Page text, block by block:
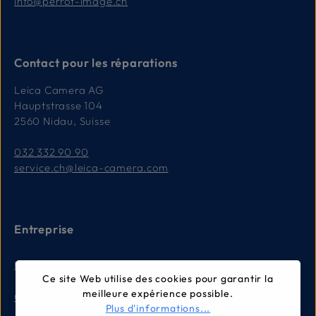
Contact pour les réparations
Leica Camera AG
Hauptstrasse 104
2560 Nidau, Suisse
032 332 90 90
service.ch@leica-camera.com
Entreprise
Mentions légales
Conditions générales
Ce site Web utilise des cookies pour garantir la
meilleure expérience possible.
Plus d'informations...